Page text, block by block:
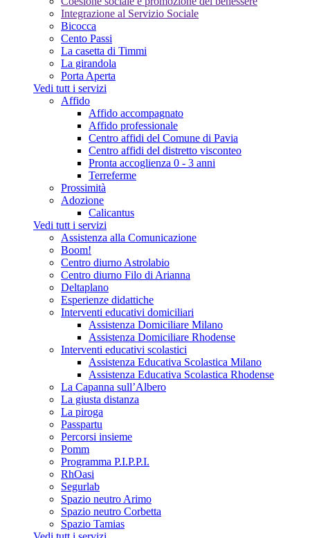
Integrazione al Servizio Sociale
Bicocca
Cento Passi
La casetta di Timmi
La girandola
Porta Aperta
Vedi tutt i servizi
Affido
Affido accompagnato
Affido professionale
Centro affidi del Comune di Pavia
Centro affidi del distretto visconteo
Pronta accoglienza 0 - 3 anni
Terreferme
Prossimità
Adozione
Calicantus
Vedi tutt i servizi
Assistenza alla Comunicazione
Boom!
Centro diurno Astrolabio
Centro diurno Filo di Arianna
Deltaplano
Esperienze didattiche
Interventi educativi domiciliari
Assistenza Domiciliare Milano
Assistenza Domiciliare Rhodense
Interventi educativi scolastici
Assistenza Educativa Scolastica Milano
Assistenza Educativa Scolastica Rhodense
La Capanna sull’Albero
La giusta distanza
La piroga
Passpartu
Percorsi insieme
Pomm
Programma P.I.P.P.I.
RhOasi
Segurlab
Spazio neutro Arimo
Spazio neutro Corbetta
Spazio Tamias